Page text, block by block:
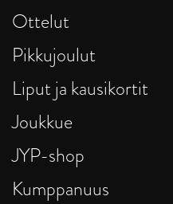
Ottelut
Pikkujoulut
Liput ja kausikortit
Joukkue
JYP-shop
Kumppanuus